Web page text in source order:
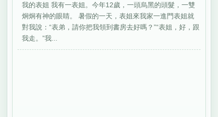
我的表姐 我有一表姐。今年12歲，一頭烏黑的頭髮，一雙
炯炯有神的眼睛。 暑假的一天，表姐來我家一進門表姐就
對我說：“表弟，請你把我領到書房去好嗎？”“表姐，好，跟
我走。”我...